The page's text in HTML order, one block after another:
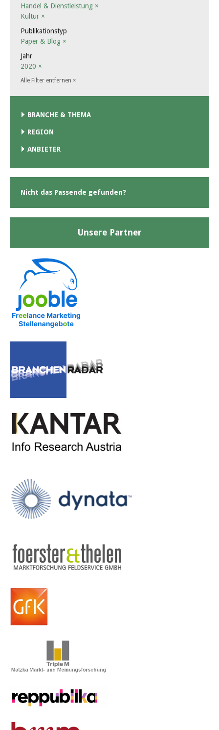
Handel & Dienstleistung ×
Kultur ×
Publikationstyp
Paper & Blog ×
Jahr
2020 ×
Alle Filter entfernen ×
BRANCHE & THEMA
REGION
ANBIETER
Nicht das Passende gefunden?
Unsere Partner